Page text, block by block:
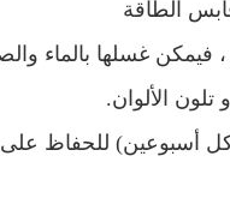
فيمكن غسلها بالماء
الألوان.
أسبوعين) للحفاظ على